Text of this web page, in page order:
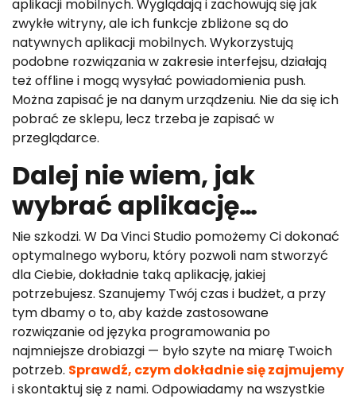
aplikacji mobilnych. Wyglądają i zachowują się jak
zwykłe witryny, ale ich funkcje zbliżone są do
natywnych aplikacji mobilnych. Wykorzystują
podobne rozwiązania w zakresie interfejsu, działają
też offline i mogą wysyłać powiadomienia push.
Można zapisać je na danym urządzeniu. Nie da się ich
pobrać ze sklepu, lecz trzeba je zapisać w
przeglądarce.
Dalej nie wiem, jak
wybrać aplikację…
Nie szkodzi. W Da Vinci Studio pomożemy Ci dokonać
optymalnego wyboru, który pozwoli nam stworzyć
dla Ciebie, dokładnie taką aplikację, jakiej
potrzebujesz. Szanujemy Twój czas i budżet, a przy
tym dbamy o to, aby każde zastosowane
rozwiązanie od języka programowania po
najmniejsze drobiazgi — było szyte na miarę Twoich
potrzeb. Sprawdź, czym dokładnie się zajmujemy
i skontaktuj się z nami. Odpowiadamy na wszystkie